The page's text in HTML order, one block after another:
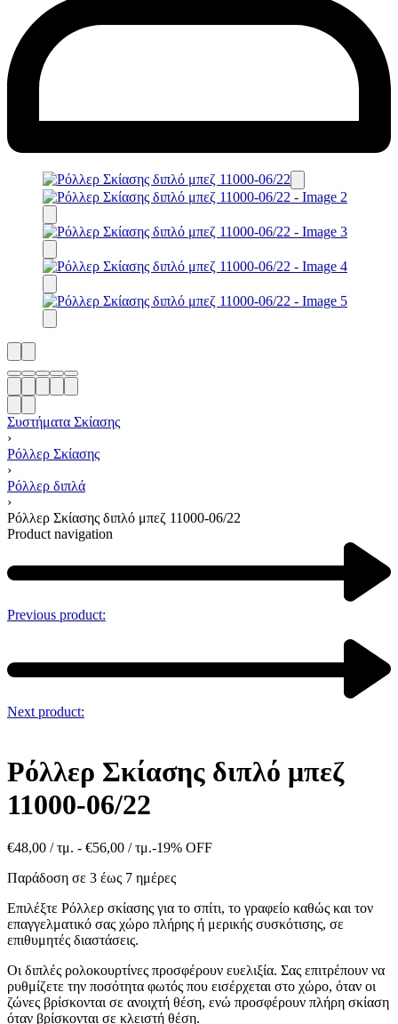
Συστήματα Σκίασης
›
Ρόλλερ Σκίασης
›
Ρόλλερ διπλά
›
Ρόλλερ Σκίασης διπλό μπεζ 11000-06/22
Product navigation
Previous product:
Next product:
Ρόλλερ Σκίασης διπλό μπεζ
11000-06/22
€48,00 / τμ. - €56,00 / τμ.-19% OFF
Παράδοση σε 3 έως 7 ημέρες
Επιλέξτε Ρόλλερ σκίασης για το σπίτι, το γραφείο καθώς και τον
επαγγελματικό σας χώρο πλήρης ή μερικής συσκότισης, σε
επιθυμητές διαστάσεις.
Οι διπλές ρολοκουρτίνες προσφέρουν ευελιξία. Σας επιτρέπουν να
ρυθμίζετε την ποσότητα φωτός που εισέρχεται στο χώρο, όταν οι
ζώνες βρίσκονται σε ανοιχτή θέση, ενώ προσφέρουν πλήρη σκίαση
όταν βρίσκονται σε κλειστή θέση.